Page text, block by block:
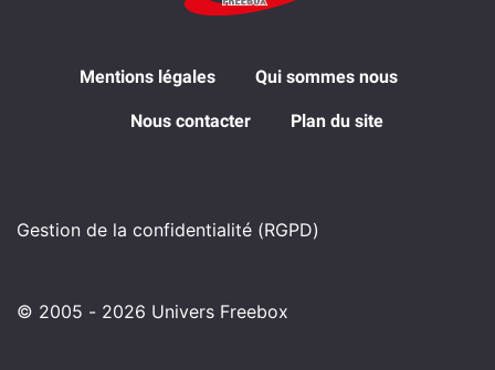
Mentions légales Qui sommes nous
Nous contacter Plan du site
Gestion de la confidentialité (RGPD)
© 2005 - 2026 Univers Freebox